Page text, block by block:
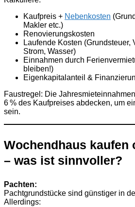
Kaufpreis + Nebenkosten
Makler etc.)
Renovierungskosten
Laufende Kosten (Grundsteuer,
Strom, Wasser)
Einnahmen durch
bleiben!)
Eigenkapitalanteil &
Faustregel: Die
6 % des Kaufpreises abdecken, um
sein.
Wochendhaus kaufen
– was ist sinnvoller?
Pachten:
Pachtgrundstücke sind günstiger in
Allerdings: